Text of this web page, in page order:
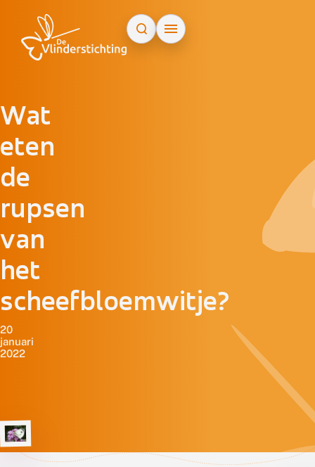
Wat
eten
de
rupsen
van
het
scheefbloemwitje?
20
januari
2022